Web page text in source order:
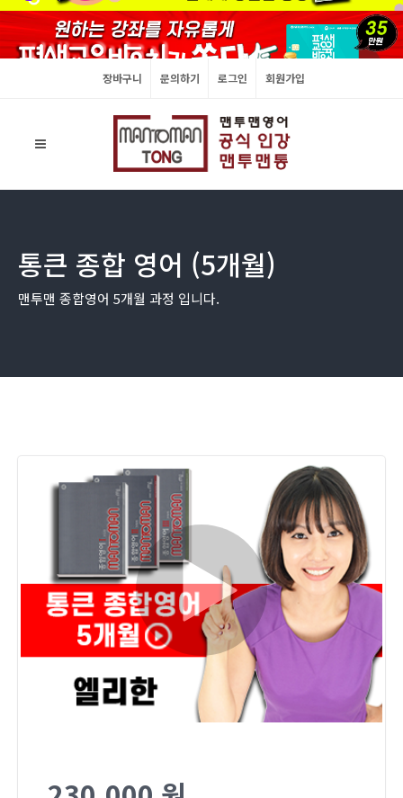
장바구니 문의하기 로그인 회원가입
통큰 종합 영어 (5개월)
맨투맨 종합영어 5개월 과정 입니다.